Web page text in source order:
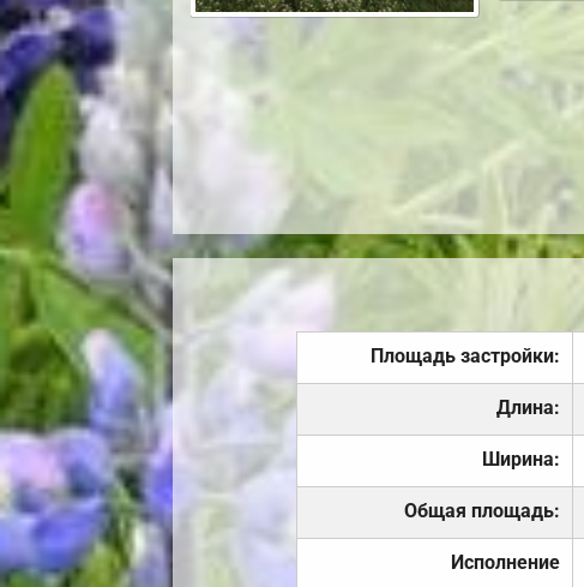
Площадь застройки:
Длина:
Ширина:
Общая площадь:
Исполнение